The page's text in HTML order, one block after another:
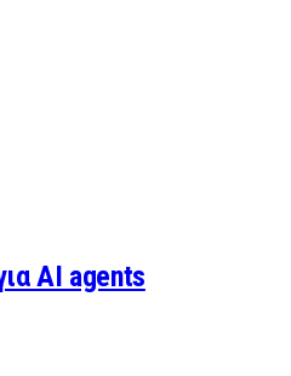
AI agents